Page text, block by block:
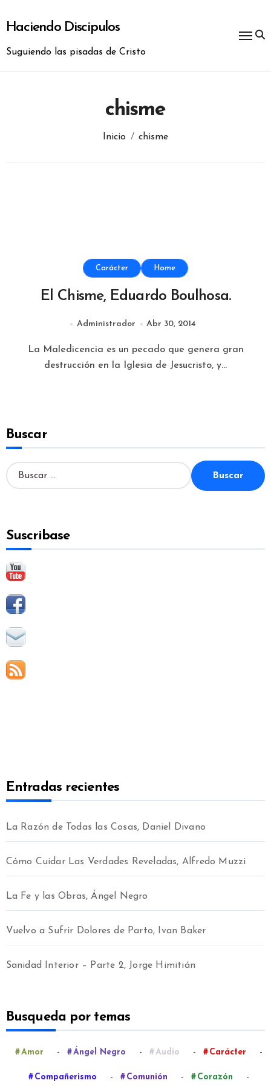
contenido
Haciendo Discipulos
Suguiendo las pisadas de Cristo
chisme
Inicio chisme
Carácter Home
El Chisme, Eduardo Boulhosa.
Administrador Abr 30, 2014
La Maledicencia es un pecado que genera gran
destrucción en la Iglesia de Jesucristo, y...
Buscar
B
u
r
:
Suscribase
Entradas recientes
La Razón de Todas las Cosas, Daniel Divano
Cómo Cuidar Las Verdades Reveladas, Alfredo Muzzi
La Fe y las Obras, Ángel Negro
Vuelvo a Sufrir Dolores de Parto, Ivan Baker
Sanidad Interior – Parte 2, Jorge Himitián
Busqueda por temas
Amor - Ángel Negro - Audio - Carácter -
Compañerismo - Comunión - Corazón -